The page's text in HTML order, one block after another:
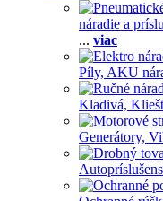
náradie a
... viac
Píly, AKU
Kladivá,
Generátory,